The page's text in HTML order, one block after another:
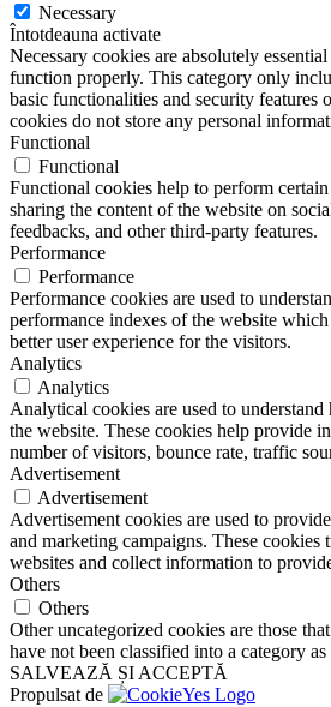
Necessary
Întotdeauna activate
Necessary cookies are absolutely
function properly. This category only
basic functionalities and security features
cookies do not store any personal
Functional
Functional
Functional cookies help to perform
sharing the content of the website on
feedbacks, and other third-party features.
Performance
Performance
Performance cookies are used to
performance indexes of the website
better user experience for the visitors.
Analytics
Analytics
Analytical cookies are used to
the website. These cookies help provide
number of visitors, bounce rate, traffic
Advertisement
Advertisement
Advertisement cookies are used to
and marketing campaigns. These cookies
websites and collect information to
Others
Others
Other uncategorized cookies are those
have not been classified into a category as
SALVEAZĂ ȘI ACCEPTĂ
Propulsat de